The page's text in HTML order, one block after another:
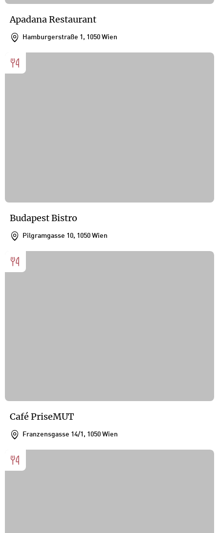
Apadana Restaurant
Hamburgerstraße 1, 1050 Wien
Budapest Bistro
Pilgramgasse 10, 1050 Wien
Café PriseMUT
Franzensgasse 14/1, 1050 Wien